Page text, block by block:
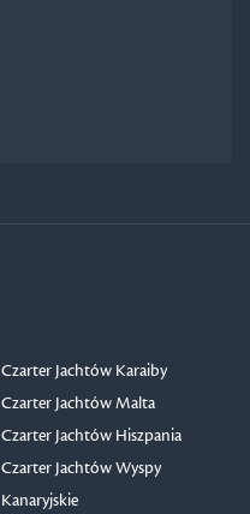
Czarter Jachtów Karaiby
Czarter Jachtów Malta
Czarter Jachtów Hiszpania
Czarter Jachtów Wyspy
Kanaryjskie